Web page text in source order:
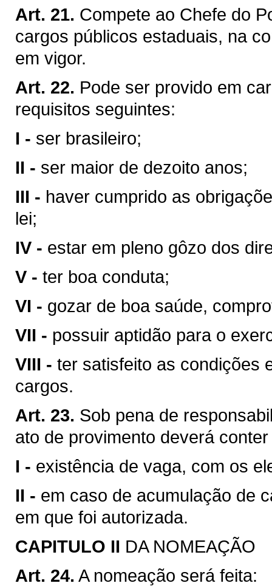
Art. 21. Compete ao Chefe do
cargos públicos estaduais, na
em vigor.
Art. 22. Pode ser provido em
requisitos seguintes:
I - ser brasileiro;
II - ser maior de dezoito anos;
III - haver cumprido as
lei;
IV - estar em pleno gôzo dos
V - ter boa conduta;
VI - gozar de boa saúde,
VII - possuir aptidão para o
VIII - ter satisfeito as condições
cargos.
Art. 23. Sob pena de
ato de provimento deverá
I - existência de vaga, com os
II - em caso de acumulação de
em que foi autorizada.
CAPITULO II DA NOMEAÇÃO
Art. 24. A nomeação será feita: